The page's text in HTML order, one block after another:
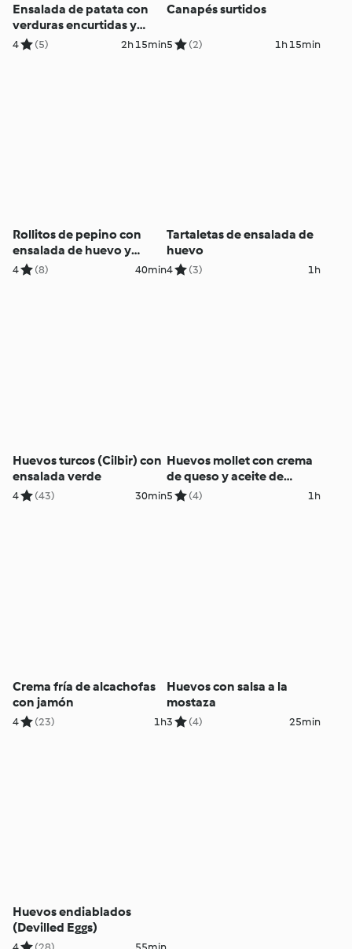
Ensalada de patata con
verduras encurtidas y
huevo
4 (5) 2h 15min
Canapés surtidos
5 (2) 1h 15min
Rollitos de pepino con
ensalada de huevo y
salmón ahumado
4 (8) 40min
Tartaletas de ensalada de
huevo
4 (3) 1h
Huevos turcos (Cilbir) con
ensalada verde
4 (43) 30min
Huevos mollet con crema
de queso y aceite de
albahaca
5 (4) 1h
Crema fría de alcachofas
con jamón
4 (23) 1h
Huevos con salsa a la
mostaza
3 (4) 25min
Huevos endiablados
(Devilled Eggs)